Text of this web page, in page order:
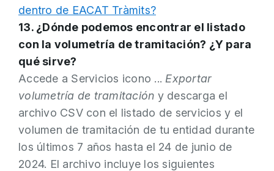
dentro de EACAT Tràmits?
13. ¿Dónde podemos encontrar el listado
con la volumetría de tramitación? ¿Y para
qué sirve?
Accede a Servicios icono ... Exportar
volumetría de tramitación y descarga el
archivo CSV con el listado de servicios y el
volumen de tramitación de tu entidad durante
los últimos 7 años hasta el 24 de junio de
2024. El archivo incluye los siguientes